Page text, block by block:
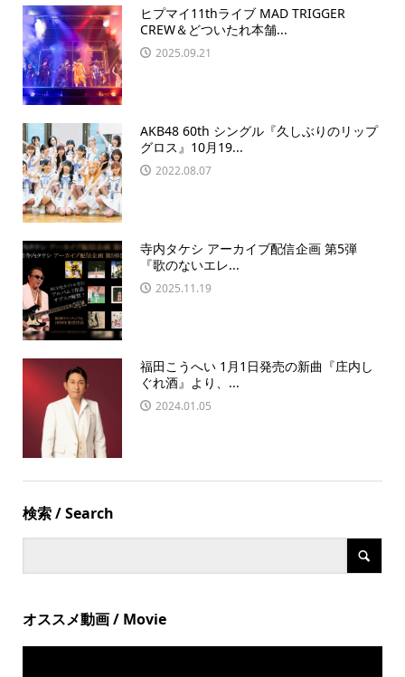
ヒプマイ11thライブ MAD TRIGGER
CREW＆どついたれ本舗...
2025.09.21
AKB48 60th シングル『久しぶりのリップ
グロス』10⽉19...
2022.08.07
寺内タケシ アーカイブ配信企画 第5弾
『歌のないエレ...
2025.11.19
福田こうへい 1月1日発売の新曲『庄内し
ぐれ酒』より、...
2024.01.05
検索 / Search
オススメ動画 / Movie